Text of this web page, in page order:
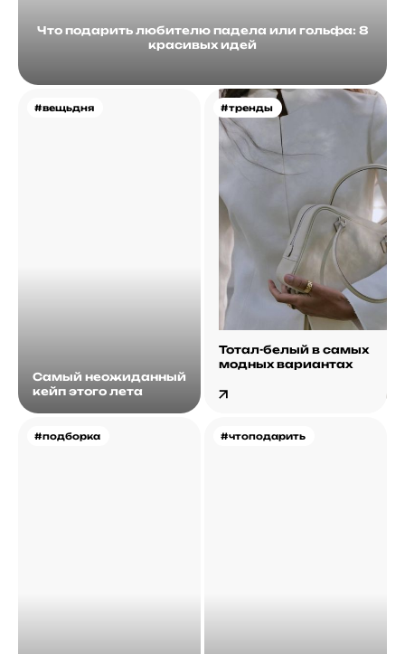
Что подарить любителю падела или гольфа: 8
красивых идей
#вещьдня
Самый неожиданный
кейп этого лета
#тренды
Тотал-белый в самых
модных вариантах
#подборка #чтоподарить